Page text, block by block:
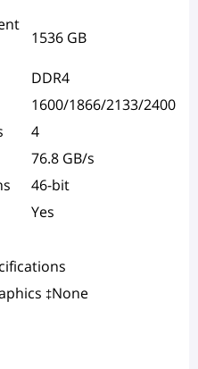
1536 GB
DDR4
1600/1866/2133/2400
4
76.8 GB/s
46-bit
Yes
‡None